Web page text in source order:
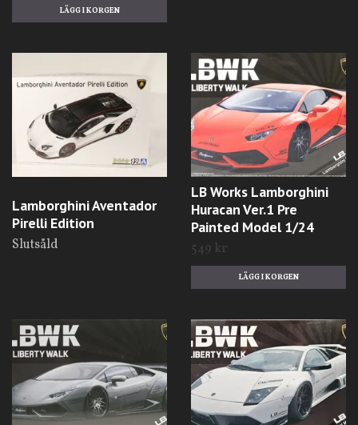
Lamborghini Aventador
Pirelli Edition
Slutsåld
LB Works Lamborghini
Huracan Ver.1 Pre
Painted Model 1/24
549 kr